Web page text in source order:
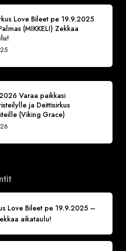
Love Bileet pe 19.9.2025
(MIKKELI) Zekkaa
Varaa paikkasi
ja Deittisirkus
(Viking Grace)
Love Bileet pe 19.9.2025 –
aikataulu!